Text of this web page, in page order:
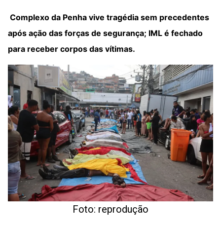
Complexo da Penha vive tragédia sem precedentes
após ação das forças de segurança; IML é fechado
para receber corpos das vítimas.
Foto: reprodução